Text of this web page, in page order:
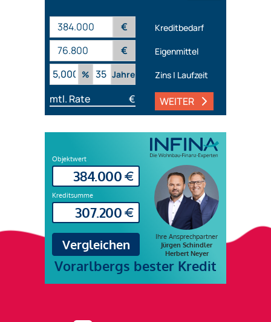
€ Kreditbedarf
€
Eigenmittel
%
Jahre Zins | Laufzeit
mtl. Rate € WEITER